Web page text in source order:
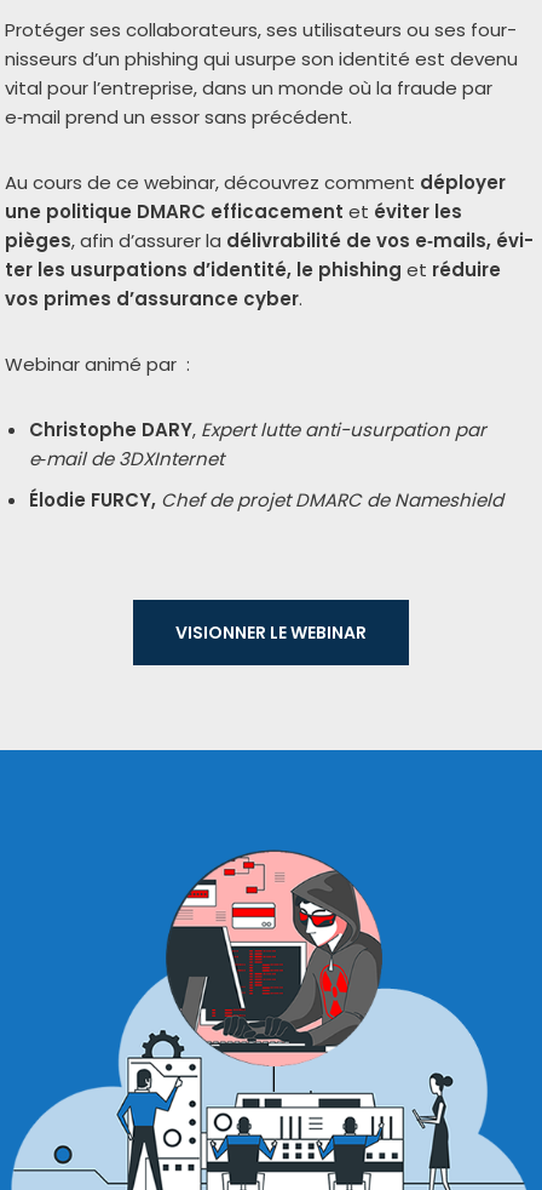
Protéger ses col­la­bo­ra­teurs, ses uti­li­sa­teurs ou ses four­
nis­seurs d’un phi­shing qui usurpe son iden­ti­té est deve­nu
vital pour l’entreprise, dans un monde où la fraude par
e‑mail prend un essor sans pré­cé­dent.
Au cours de ce webi­nar, décou­vrez com­ment déployer
une poli­tique DMARC effi­ca­ce­ment et évi­ter les
pièges, afin d’assurer la déli­vra­bi­li­té de vos e‑mails, évi­
ter les usur­pa­tions d’identité, le phi­shinget réduire
vos primes d’assurance cyber.
Webinar ani­mé par :
Christophe DARY, Expert lutte anti-usur­pa­tion par
e‑mail de 3DXInternet
Élodie FURCY, Chef de pro­jet DMARC de Nameshield
VISIONNER LE WEBI­NAR